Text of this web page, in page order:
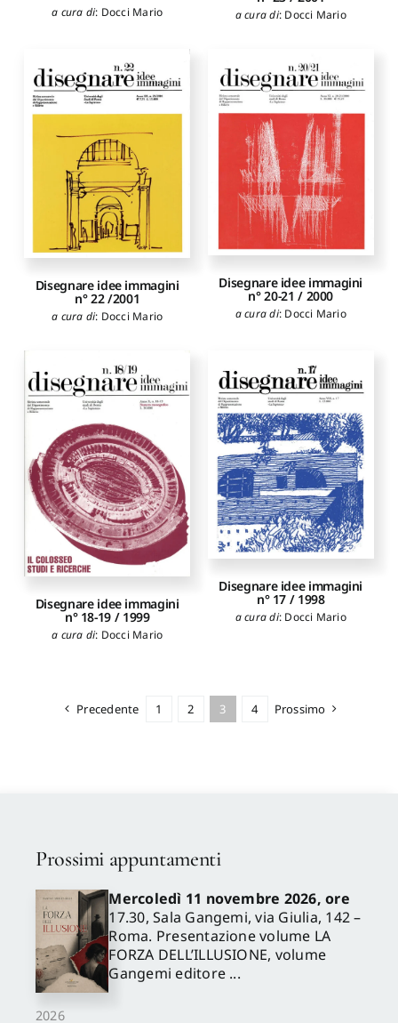
a cura di: Docci Mario a cura di: Docci Mario
Disegnare idee immagini
n° 22 /2001
a cura di: Docci Mario
Disegnare idee immagini
n° 20-21 / 2000
a cura di: Docci Mario
Disegnare idee immagini
n° 18-19 / 1999
a cura di: Docci Mario
Disegnare idee immagini
n° 17 / 1998
a cura di: Docci Mario
Precedente 1 2 3 4 Prossimo
Prossimi appuntamenti
2026
Mercoledì 11 novembre 2026, ore
17.30, Sala Gangemi, via Giulia, 142 –
Roma. Presentazione volume LA
FORZA DELL’ILLUSIONE, volume
Gangemi editore ...